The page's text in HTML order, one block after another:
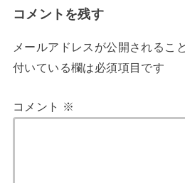
コメントを残す
メールアドレスが公開されるこ
付いている欄は必須項目です
コメント ※